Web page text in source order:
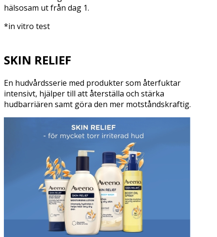
hälsosam ut från dag 1.
*in vitro test
SKIN RELIEF
En hudvårdsserie med produkter som återfuktar
intensivt, hjälper till att återställa och stärka
hudbarriären samt göra den mer motståndskraftig.